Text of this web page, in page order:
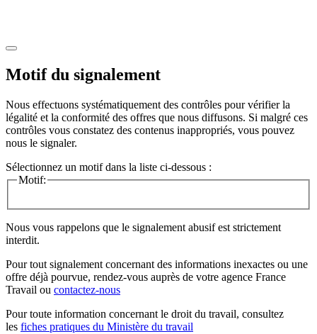
Motif du signalement
Nous effectuons systématiquement des contrôles pour vérifier la
légalité et la conformité des offres que nous diffusons. Si malgré ces
contrôles vous constatez des contenus inappropriés, vous pouvez
nous le signaler.
Sélectionnez un motif dans la liste ci-dessous :
Motif:
Nous vous rappelons que le signalement abusif est strictement
interdit.
Pour tout signalement concernant des informations inexactes ou une
offre déjà pourvue, rendez-vous auprès de votre agence France
Travail ou contactez-nous
Pour toute information concernant le droit du travail, consultez
les fiches pratiques du Ministère du travail